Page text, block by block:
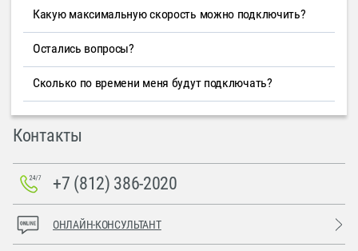
Какую максимальную скорость можно подключить?
Остались вопросы?
Сколько по времени меня будут подключать?
Контакты
+7 (812) 386-2020
ОНЛАЙН-КОНСУЛЬТАНТ